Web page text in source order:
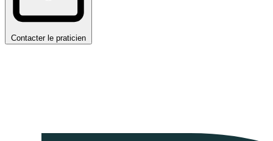
Contacter le praticien